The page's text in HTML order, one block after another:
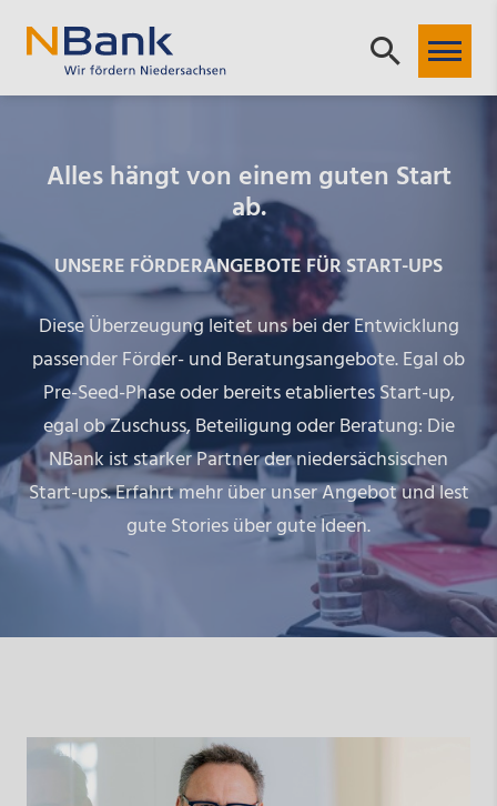
Alles hängt von einem guten Start
ab.
UNSERE FÖRDERANGEBOTE FÜR START-UPS
Diese Überzeugung leitet uns bei der Entwicklung
passender Förder- und Beratungsangebote. Egal ob
Pre-Seed-Phase oder bereits etabliertes Start-up,
egal ob Zuschuss, Beteiligung oder Beratung: Die
NBank ist starker Partner der niedersächsischen
Start-ups. Erfahrt mehr über unser Angebot und lest
gute Stories über gute Ideen.